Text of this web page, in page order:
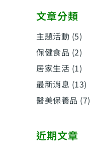
文章分類
主題活動 (5)
保健食品 (2)
居家生活 (1)
最新消息 (13)
醫美保養品 (7)
近期文章